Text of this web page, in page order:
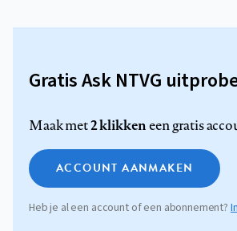
Gratis Ask NTVG
Maak met2 klikkeneen gratis
ACCOUNT AANMAKEN
Heb je al een account of een abonnement?